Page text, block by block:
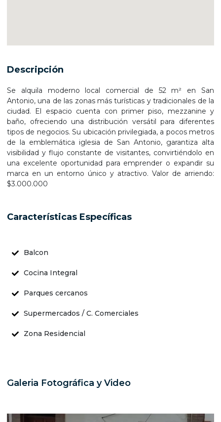
Descripción
Se alquila moderno local comercial de 52 m² en San
Antonio, una de las zonas más turísticas y tradicionales de la
ciudad. El espacio cuenta con primer piso, mezzanine y
baño, ofreciendo una distribución versátil para diferentes
tipos de negocios. Su ubicación privilegiada, a pocos metros
de la emblemática iglesia de San Antonio, garantiza alta
visibilidad y flujo constante de visitantes, convirtiéndolo en
una excelente oportunidad para emprender o expandir su
marca en un entorno único y atractivo. Valor de arriendo:
$3.000.000
Características Específicas
Balcon
Cocina Integral
Parques cercanos
Supermercados / C. Comerciales
Zona Residencial
Galeria Fotográfica y Video